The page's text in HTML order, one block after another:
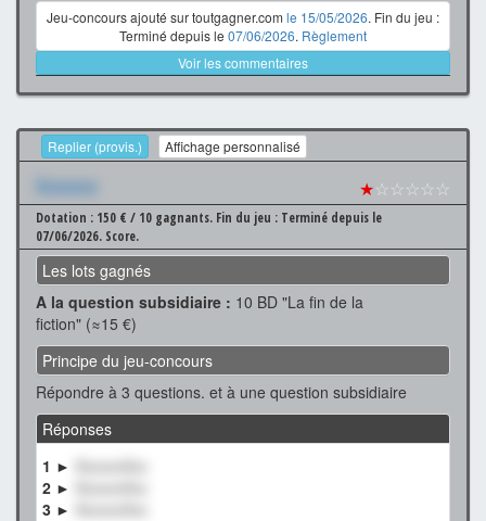
Jeu-concours ajouté sur toutgagner.com le 15/05/2026. Fin du jeu :
Terminé depuis le 07/06/2026. Règlement
Voir les commentaires
Replier (provis.) Affichage personnalisé
Xxxxxxx ★☆☆☆☆☆
Dotation : 150 € / 10 gagnants. Fin du jeu : Terminé depuis le
07/06/2026. Score.
Les lots gagnés
A la question subsidiaire : 10 BD "La fin de la
fiction" (≈15 €)
Principe du jeu-concours
Répondre à 3 questions. et à une question subsidiaire
Réponses
1 ►
XxxxxxXxx
2 ►
3 ►